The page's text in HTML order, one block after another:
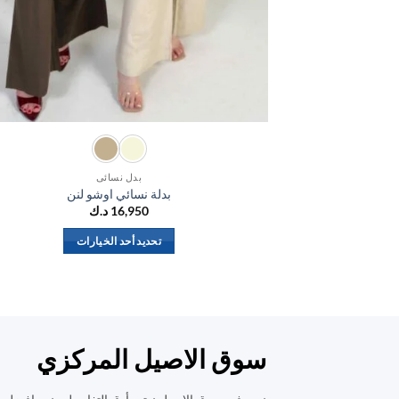
بدل نسائي
بدلة نسائي اوشو لنن
16,950 د.ك
تحديد أحد الخيارات
المختلفة
لهذا
سوق الاصيل المركزي